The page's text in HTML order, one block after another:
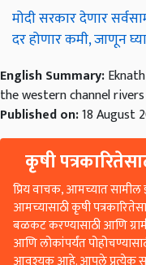
मोदी सरकार देणार
दर होणार कमी, जाणून
English Summary:
the western channel
Published on:18 August
कृषी
प्रिय वाचक, आमच्यात
आमच्यासाठी कृषी
बळकट करण्यासाठी आणि
आणि लोकांपर्यंत